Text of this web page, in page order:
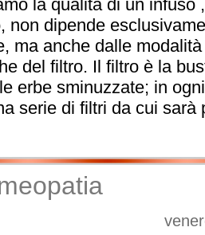
la qualità di un infuso
non dipende
ma anche dalle
del filtro. Il filtro è la
erbe sminuzzate; in
serie di filtri da cui sarà